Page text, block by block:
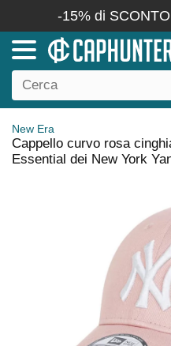
-15% di
New Era
Cappello curvo rosa
Essential dei New York